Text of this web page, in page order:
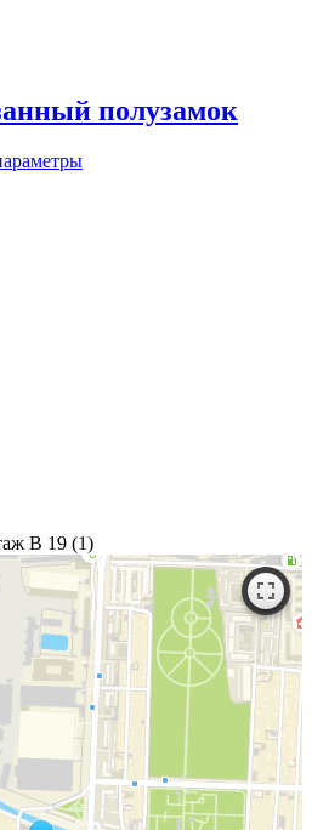
полузамок
Этот
В 19 (1)